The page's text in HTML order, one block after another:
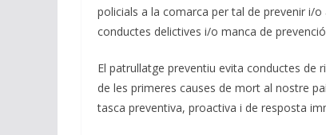
policials a la comarca per tal de prevenir i/
conductes delictives i/o manca de
El patrullatge preventiu evita conductes de
de les primeres causes de mort al nostre
tasca preventiva, proactiva i de resposta